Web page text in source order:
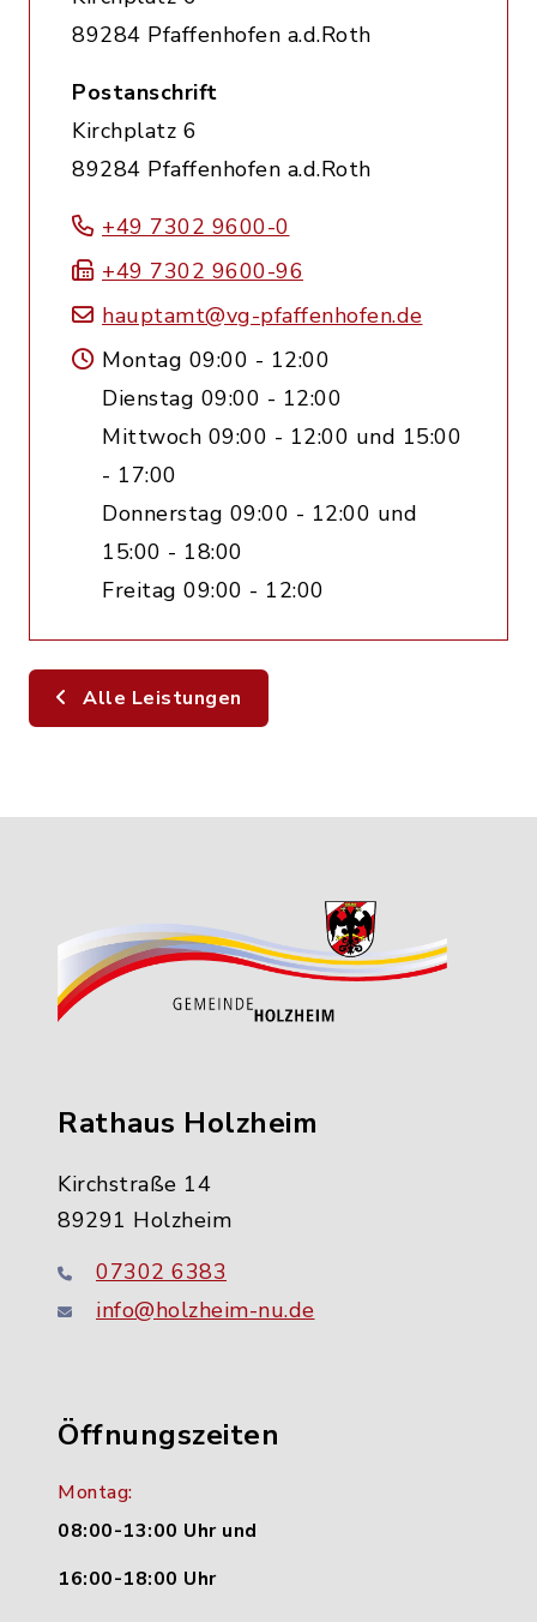
89284 Pfaffenhofen a.d.Roth
Postanschrift
Kirchplatz 6
89284 Pfaffenhofen a.d.Roth
+49 7302 9600-0
+49 7302 9600-96
hauptamt@vg-pfaffenhofen.de
Montag 09:00 - 12:00
Dienstag 09:00 - 12:00
Mittwoch 09:00 - 12:00 und 15:00
- 17:00
Donnerstag 09:00 - 12:00 und
15:00 - 18:00
Freitag 09:00 - 12:00
Alle Leistungen
Rathaus Holzheim
Kirchstraße 14
89291 Holzheim
07302 6383
info@holzheim-nu.de
Öffnungszeiten
Montag:
08:00-13:00 Uhr und
16:00-18:00 Uhr